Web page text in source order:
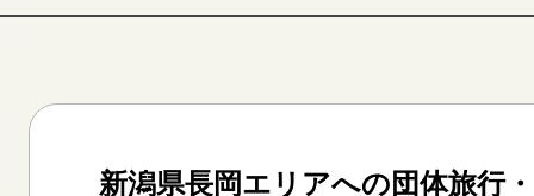
新潟県長岡エリアへの団体旅行